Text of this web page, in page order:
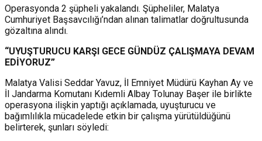
Operasyonda 2 şüpheli yakalandı. Şüpheliler, Malatya
Cumhuriyet Başsavcılığı’ndan alınan talimatlar doğrultusunda
gözaltına alındı.
“UYUŞTURUCU KARŞI GECE GÜNDÜZ ÇALIŞMAYA DEVAM
EDİYORUZ”
Malatya Valisi Seddar Yavuz, İl Emniyet Müdürü Kayhan Ay ve
İl Jandarma Komutanı Kıdemli Albay Tolunay Başer ile birlikte
operasyona ilişkin yaptığı açıklamada, uyuşturucu ve
bağımlılıkla mücadelede etkin bir çalışma yürütüldüğünü
belirterek, şunları söyledi: